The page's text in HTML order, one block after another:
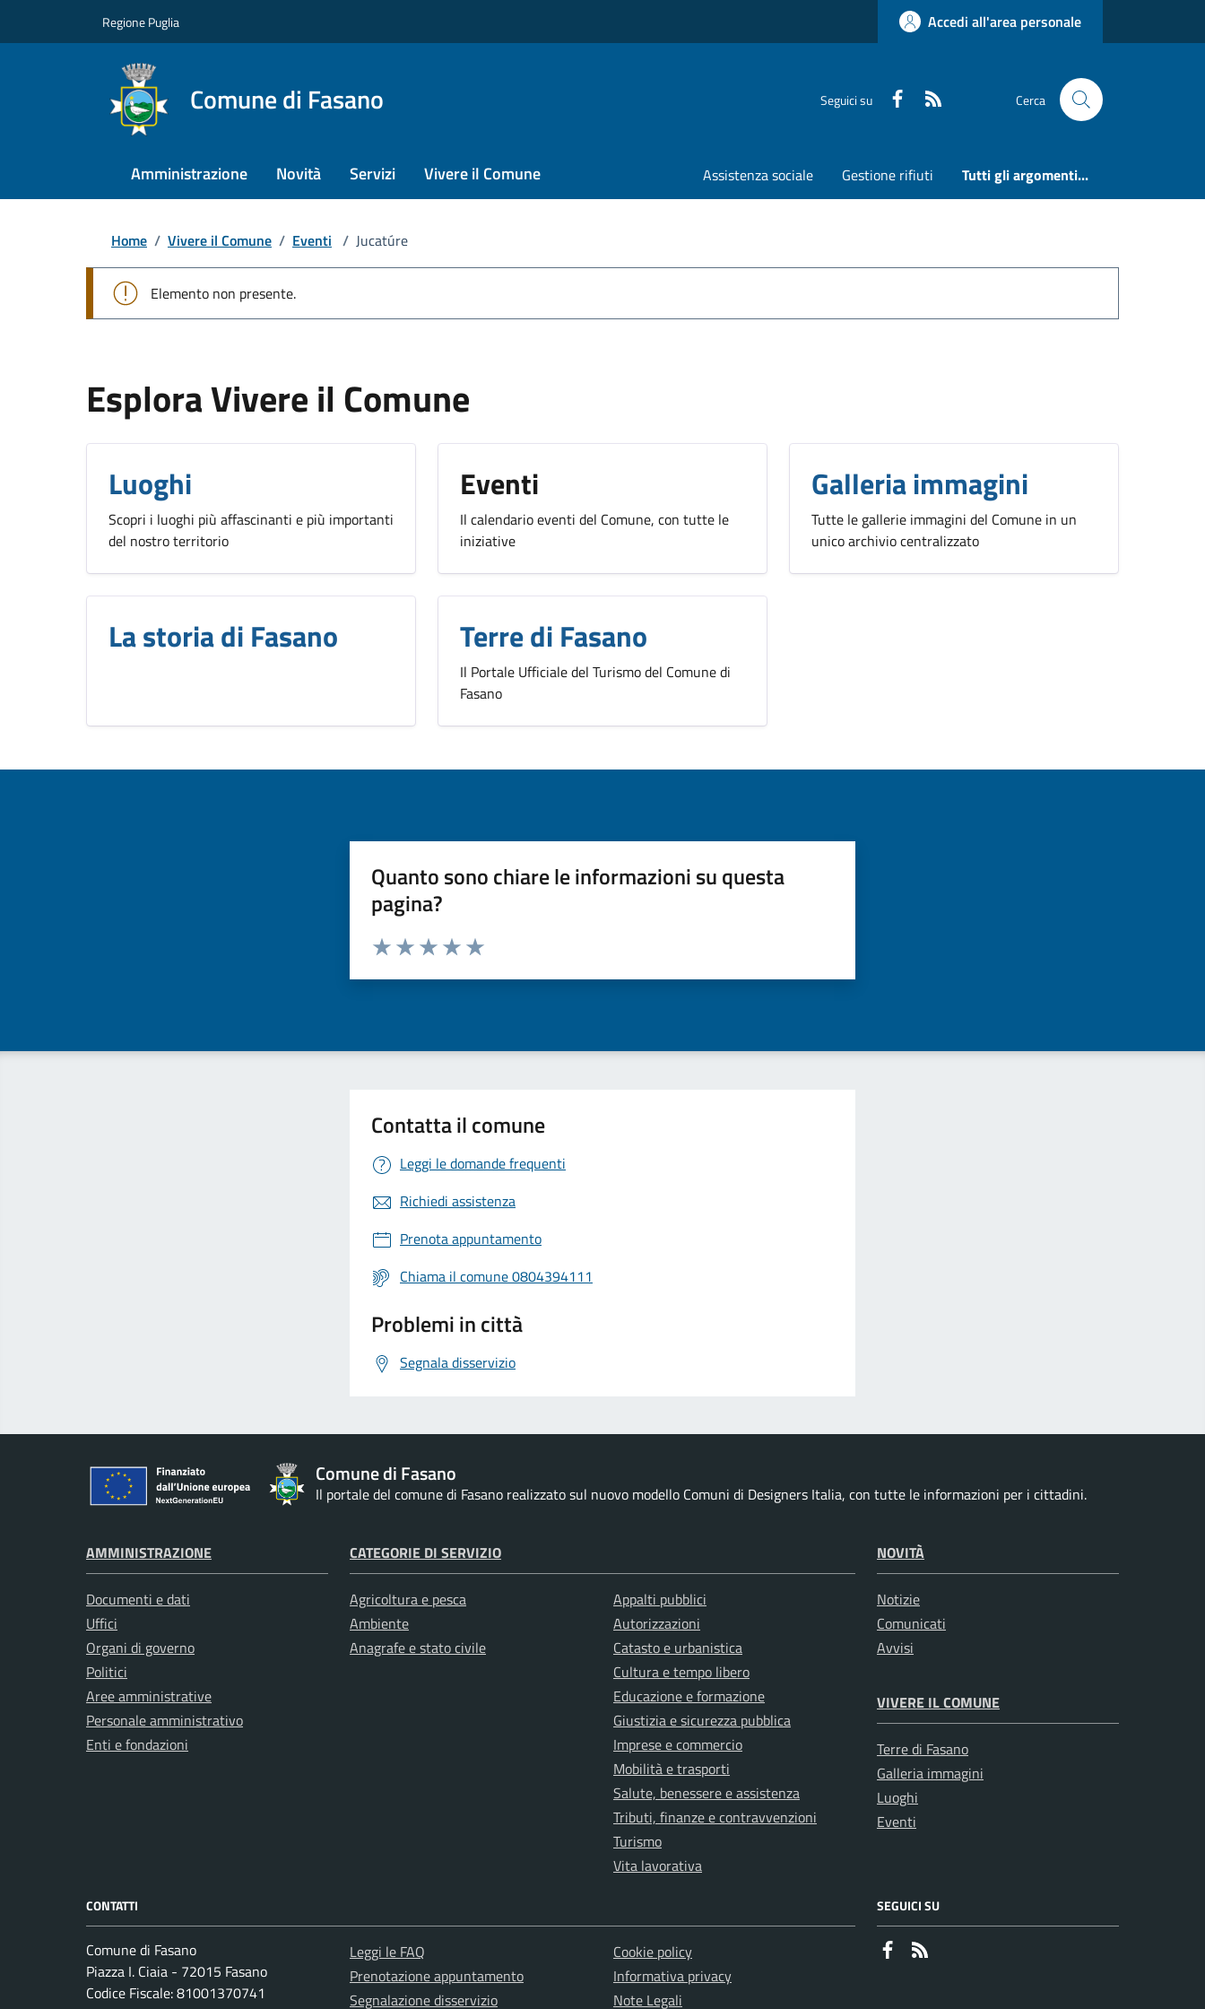
Regione Puglia Accedi all'area personale
Comune di Fasano Seguici su Faceboook Cerca
Amministrazione Novità Servizi Vivere il Comune Assistenza sociale Gestione rifiuti Tutti gli argomenti...
Home / Vivere il Comune / Eventi / Jucatúre
Elemento non presente.
Esplora Vivere il Comune
Luoghi
Scopri i luoghi più affascinanti e più importanti
del nostro territorio
Eventi
Il calendario eventi del Comune, con tutte le
iniziative
Galleria immagini
Tutte le gallerie immagini del Comune in un
unico archivio centralizzato
La storia di Fasano Terre di Fasano
Il Portale Ufficiale del Turismo del Comune di
Fasano
Quanto sono chiare le informazioni su questa
pagina?
Valuta da 1 a 5 stelle la pagina
Contatta il comune
Leggi le domande frequenti
Richiedi assistenza
Prenota appuntamento
Chiama il comune 0804394111
Problemi in città
Segnala disservizio
Comune di Fasano
Il portale del comune di Fasano realizzato sul nuovo modello Comuni di Designers Italia, con tutte le informazioni per i cittadini.
AMMINISTRAZIONE
Documenti e dati
Uffici
Organi di governo
Politici
Aree amministrative
Personale amministrativo
Enti e fondazioni
CATEGORIE DI SERVIZIO
Agricoltura e pesca
Ambiente
Anagrafe e stato civile
Appalti pubblici
Autorizzazioni
Catasto e urbanistica
Cultura e tempo libero
Educazione e formazione
Giustizia e sicurezza pubblica
Imprese e commercio
Mobilità e trasporti
Salute, benessere e assistenza
Tributi, finanze e contravvenzioni
Turismo
Vita lavorativa
NOVITÀ
Notizie
Comunicati
Avvisi
VIVERE IL COMUNE
Terre di Fasano
Galleria immagini
Luoghi
Eventi
CONTATTI
Comune di Fasano
Piazza I. Ciaia - 72015 Fasano
Codice Fiscale: 81001370741
Leggi le FAQ
Prenotazione appuntamento
Segnalazione disservizio
Cookie policy
Informativa privacy
Note Legali
SEGUICI SU
Faceboook